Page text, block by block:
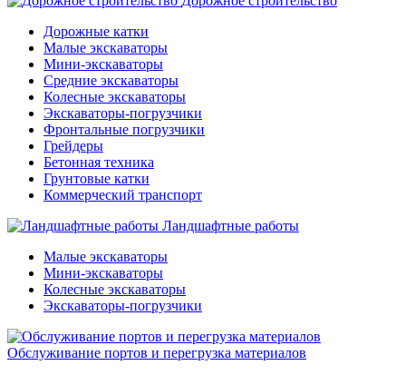
Дорожные катки
Малые экскаваторы
Мини-экскаваторы
Средние экскаваторы
Колесные экскаваторы
Экскаваторы-погрузчики
Фронтальные погрузчики
Грейдеры
Бетонная техника
Грунтовые катки
Коммерческий транспорт
Ландшафтные работы
Малые экскаваторы
Мини-экскаваторы
Колесные экскаваторы
Экскаваторы-погрузчики
Обслуживание портов и перегрузка материалов